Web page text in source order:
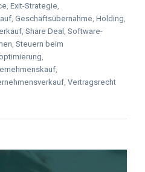
, Exit-Strategie,
, Geschäftsübernahme, Holding,
, Share Deal , Software-
, Steuern beim
,
,
, Vertragsrecht